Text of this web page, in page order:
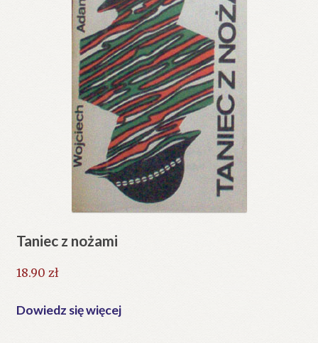
Taniec z nożami
18.90 zł
Dowiedz się więcej